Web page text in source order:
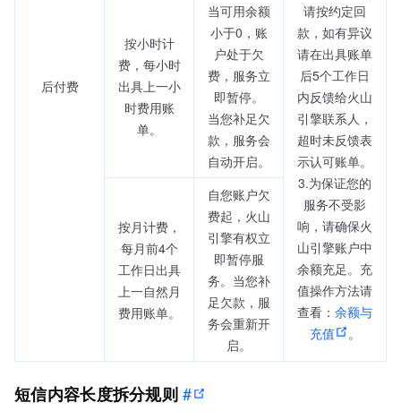
后付费
请按约定回
款，如有异议
请在出具账单
后5个工作日
内反馈给火山
引擎联系人，
超时未反馈表
示认可账单。
3.为保证您的
服务不受影
响，请确保火
山引擎账户中
余额充足。充
值操作方法请
查看： 余额与
充值
。
按小时计
费，每小时
出具上一小
时费用账
单。
当可用余额
小于0，账
户处于欠
费，服务立
即暂停。
当您补足欠
款，服务会
自动开启。
按月计费，
每月前4个
工作日出具
上一自然月
费用账单。
自您账户欠
费起，火山
引擎有权立
即暂停服
务。当您补
足欠款，服
务会重新开
启。
短信内容长度拆分规则 #